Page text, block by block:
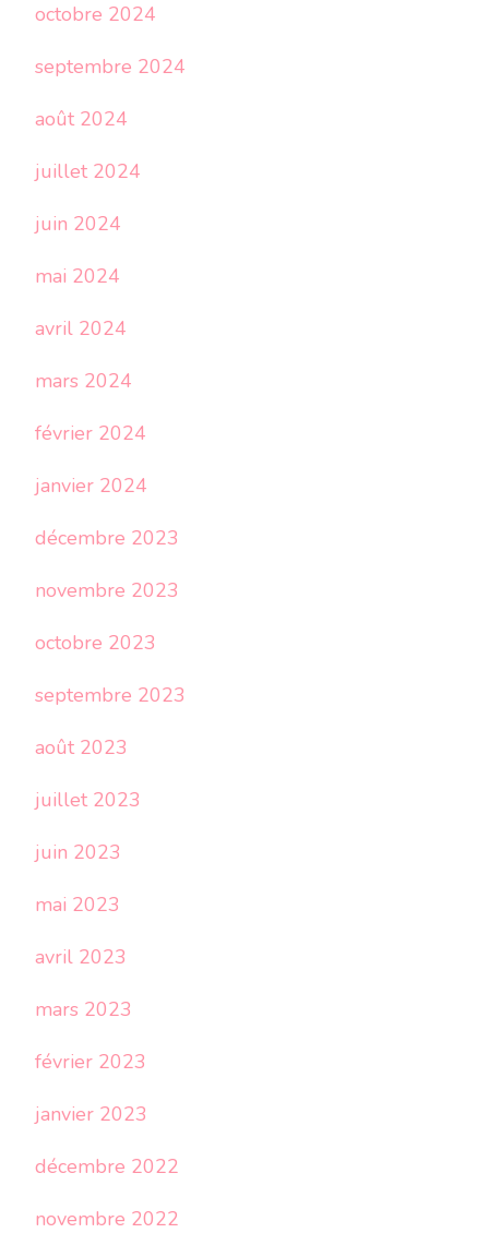
octobre 2024
septembre 2024
août 2024
juillet 2024
juin 2024
mai 2024
avril 2024
mars 2024
février 2024
janvier 2024
décembre 2023
novembre 2023
octobre 2023
septembre 2023
août 2023
juillet 2023
juin 2023
mai 2023
avril 2023
mars 2023
février 2023
janvier 2023
décembre 2022
novembre 2022